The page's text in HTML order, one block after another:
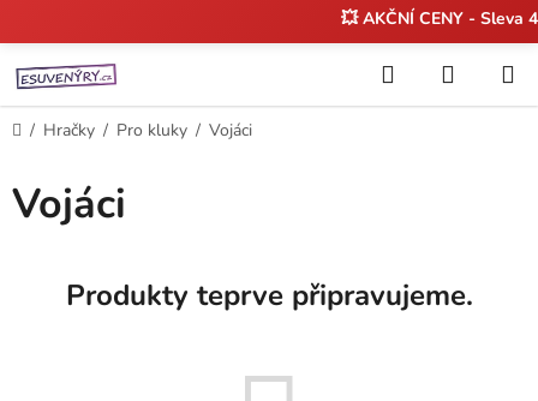
na
obsah
💥 AKČNÍ CENY - Sleva
Hledat
KOŠÍK
Domů
/ Hračky / Pro kluky / Vojáci
Vojáci
Produkty teprve připravujeme.